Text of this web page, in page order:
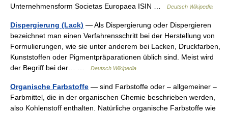
Unternehmensform Societas Europaea ISIN …
Deutsch Wikipedia
Dispergierung (Lack) — Als Dispergierung oder Dispergieren
bezeichnet man einen Verfahrensschritt bei der Herstellung von
Formulierungen, wie sie unter anderem bei Lacken, Druckfarben,
Kunststoffen oder Pigmentpräparationen üblich sind. Meist wird
der Begriff bei der… …
Deutsch Wikipedia
Organische Farbstoffe — sind Farbstoffe oder – allgemeiner –
Farbmittel, die in der organischen Chemie beschrieben werden,
also Kohlenstoff enthalten. Natürliche organische Farbstoffe wie